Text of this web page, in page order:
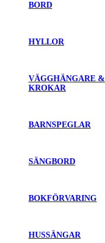
BORD
HYLLOR
VÄGGHÄNGARE &
KROKAR
BARNSPEGLAR
SÄNGBORD
BOKFÖRVARING
HUSSÄNGAR